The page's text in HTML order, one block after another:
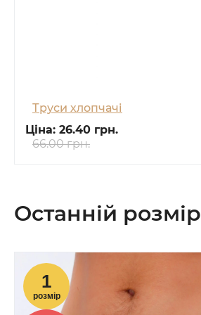
Труси хлопчачі
Ціна: 26.40 грн.
66.00 грн.
Останній розмір